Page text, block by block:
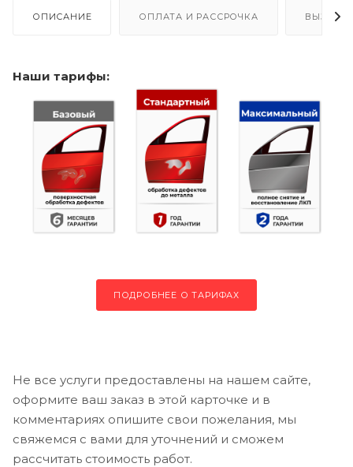
ОПИСАНИЕ ОПЛАТА И РАССРОЧКА ВЫЗОВ
Наши тарифы:
ПОДРОБНЕЕ О ТАРИФАХ
Не все услуги предоставлены на нашем сайте,
оформите ваш заказ в этой карточке и в
комментариях опишите свои пожелания, мы
свяжемся с вами для уточнений и сможем
рассчитать стоимость работ.